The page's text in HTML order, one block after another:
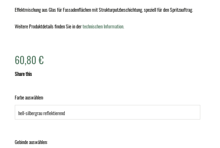
Effektmischung aus Glas für Fassadenflächen mit Strukturputzbeschichtung, speziell für den Spritzauftrag.
Weitere Produktdetails finden Sie in dertechnischen Information.
60,80€
Farbe auswählen:
Gebinde auswählen:
Share this